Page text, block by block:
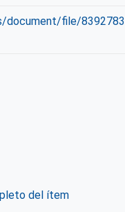
document/file/
del ítem